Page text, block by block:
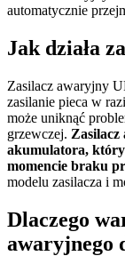
automatycznie
Jak działa
Zasilacz awaryjny
zasilanie pieca w
może uniknąć
grzewczej. Zasilacz
akumulatora, który
momencie braku
modelu zasilacza i
Dlaczego
awaryjnego